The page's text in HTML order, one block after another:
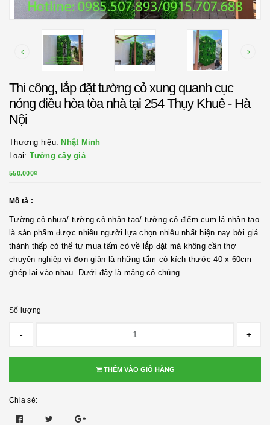
Thi công, lắp đặt tường cỏ xung quanh cục
nóng điều hòa tòa nhà tại 254 Thụy Khuê - Hà
Nội
Thương hiệu: Nhật Minh
Loại: Tường cây giả
550.000₫
Mô tả :
Tường cỏ nhựa/ tường cỏ nhân tạo/ tường cỏ điểm cụm lá nhân tạo
là sản phẩm được nhiều người lựa chọn nhiều nhất hiện nay bởi giá
thành thấp có thể tự mua tấm cỏ về lắp đặt mà không cần thợ
chuyên nghiệp vì đơn giản là những tấm cỏ kích thước 40 x 60cm
ghép lại vào nhau. Dưới đây là mảng cỏ chúng...
Số lượng
- +
THÊM VÀO GIỎ HÀNG
Chia sẻ: